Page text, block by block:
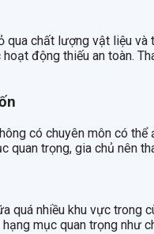
chất lượng vật liệu
động thiếu an toàn.
có chuyên môn có
quan trọng, gia chủ
quá nhiều khu vực
mục quan trọng